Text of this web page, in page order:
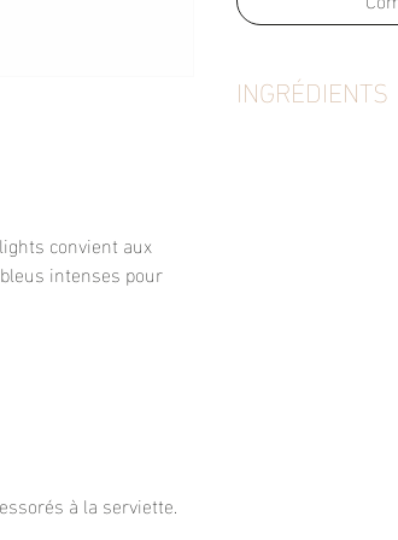
convient aux
intenses pour
à la serviette.
INGRÉDIENTS